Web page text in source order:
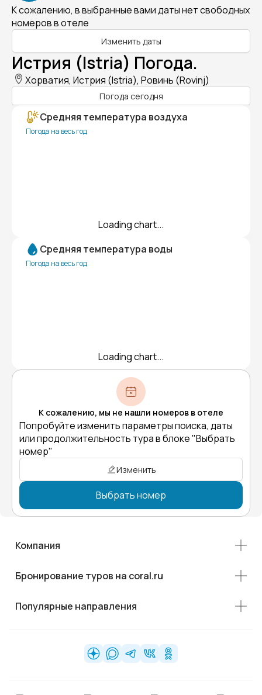
К сожалению, в выбранные вами даты нет свободных
номеров в отеле
Изменить даты
Истрия (Istria) Погода.
Хорватия, Истрия (Istria), Ровинь (Rovinj)
Погода сегодня
Средняя температура воздуха
Погода на весь год
Loading chart...
Средняя температура воды
Погода на весь год
Loading chart...
К сожалению, мы не нашли номеров в отеле
Попробуйте изменить параметры поиска, даты
или продолжительность тура в блоке "Выбрать
номер"
Изменить
Выбрать номер
Компания
Бронирование туров на coral.ru
Популярные направления